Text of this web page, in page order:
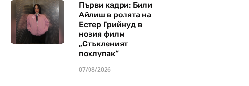
Първи кадри: Били
Айлиш в ролята на
Естер Грийнуд в
новия филм
„Стъкленият
похлупак“
07/08/2026